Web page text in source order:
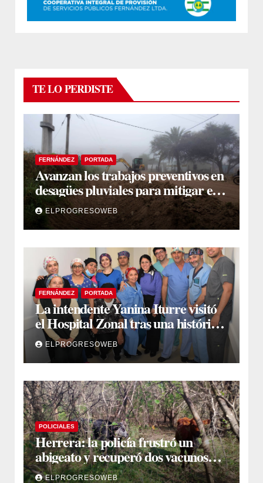
TE LO PERDISTE
FERNÁNDEZ PORTADA
Avanzan los trabajos preventivos en
desagües pluviales para mitigar el
impacto de la temporada de lluvias
ELPROGRESOWEB
FERNÁNDEZ PORTADA
La intendente Yanina Iturre visitó
el Hospital Zonal tras una histórica
jornada de intervenciones
laparoscópicas
ELPROGRESOWEB
POLICIALES
Herrera: la policía frustró un
abigeato y recuperó dos vacunos
ocultos en una zona montuosa
ELPROGRESOWEB